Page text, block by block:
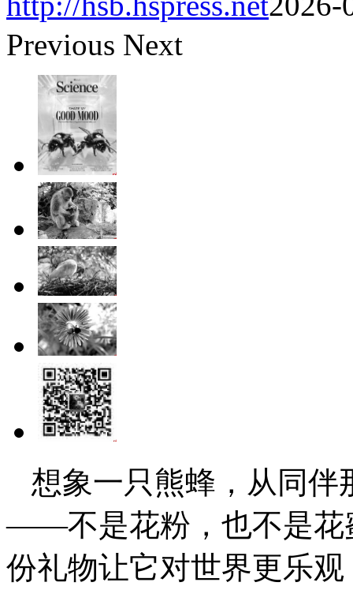
Previous Next
想象一只熊蜂，从同伴
——不是花粉，也不是花
份礼物让它对世界更乐